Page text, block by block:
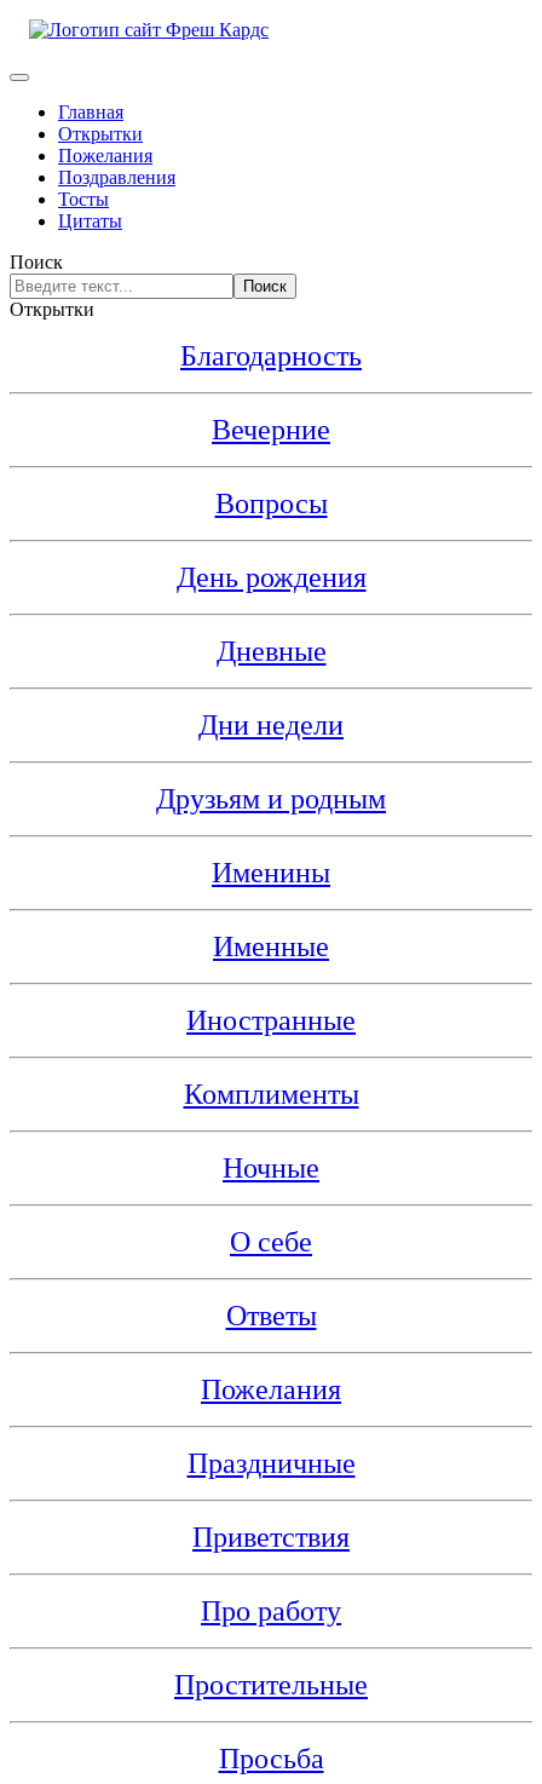
Главная
Открытки
Пожелания
Поздравления
Тосты
Цитаты
Поиск
Поиск
Открытки
Благодарность
Вечерние
Вопросы
День рождения
Дневные
Дни недели
Друзьям и родным
Именины
Именные
Иностранные
Комплименты
Ночные
О себе
Ответы
Пожелания
Праздничные
Приветствия
Про работу
Простительные
Просьба